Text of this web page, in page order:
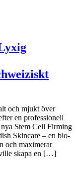
och mjukt över
en professionell
Stem Cell Firming
Skincare – en bio-
och maximerar
ville skapa en […]